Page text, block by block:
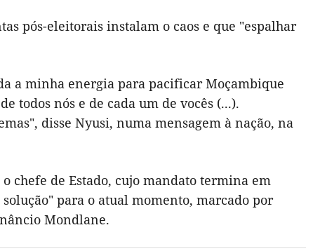
pós-eleitorais instalam o caos e que "espalhar
a minha energia para pacificar Moçambique
todos nós e de cada um de vocês (...).
disse Nyusi, numa mensagem à nação, na
chefe de Estado, cujo mandato termina em
para o atual momento, marcado por
Mondlane.